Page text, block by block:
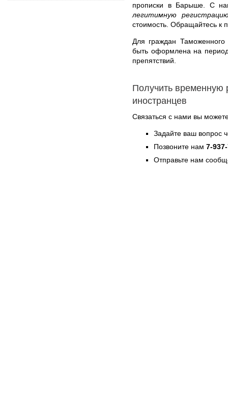
прописки в Барыше. С
легитимную
стоимость. Обращайтесь к
Для граждан
быть оформлена на
препятствий.
Получить
иностранцев
Связаться с нами вы
Задайте ваш вопрос
Позвоните нам 7-
Отправьте нам